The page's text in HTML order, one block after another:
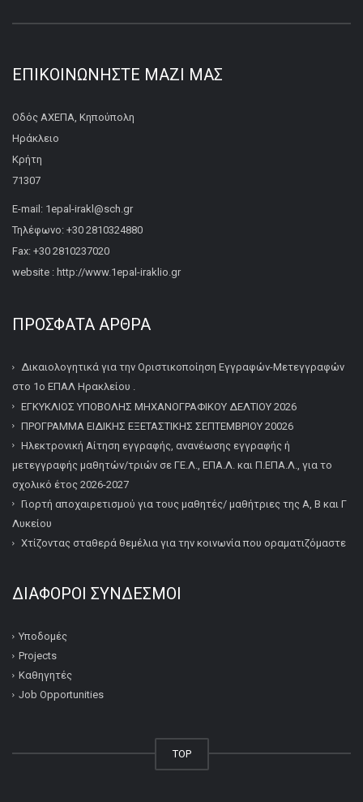
ΕΠΙΚΟΙΝΩΝΉΣΤΕ ΜΑΖΊ ΜΑΣ
Οδός ΑΧΕΠΑ, Κηπούπολη
Ηράκλειο
Κρήτη
71307
E-mail: 1epal-irakl@sch.gr
Τηλέφωνο: +30 2810324880
Fax: +30 2810237020
website : http://www.1epal-iraklio.gr
ΠΡΌΣΦΑΤΑ ΆΡΘΡΑ
Δικαιολογητικά για την Οριστικοποίηση Εγγραφών-Μετεγγραφών
στο 1ο ΕΠΑΛ Ηρακλείου .
ΕΓΚΥΚΛΙΟΣ ΥΠΟΒΟΛΗΣ ΜΗΧΑΝΟΓΡΑΦΙΚΟΥ ΔΕΛΤΙΟΥ 2026
ΠΡΟΓΡΑΜΜΑ ΕΙΔΙΚΗΣ ΕΞΕΤΑΣΤΙΚΗΣ ΣΕΠΤΕΜΒΡΙΟΥ 20026
Ηλεκτρονική Αίτηση εγγραφής, ανανέωσης εγγραφής ή
μετεγγραφής μαθητών/τριών σε ΓΕ.Λ., ΕΠΑ.Λ. και Π.ΕΠΑ.Λ., για το
σχολικό έτος 2026-2027
Γιορτή αποχαιρετισμού για τους μαθητές/ μαθήτριες της Α, Β και Γ
Λυκείου
Χτίζοντας σταθερά θεμέλια για την κοινωνία που οραματιζόμαστε
ΔΙΆΦΟΡΟΙ ΣΎΝΔΕΣΜΟΙ
Υποδομές
Projects
Καθηγητές
Job Opportunities
TOP